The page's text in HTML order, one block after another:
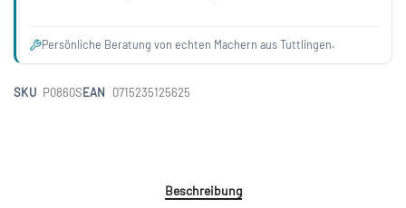
Persönliche Beratung von echten Machern aus Tuttlingen.
SKU P0860SEAN 0715235125625
Beschreibung